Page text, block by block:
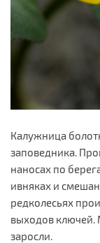
Калужница
заповедника.
наносах по
ивняках и
редколесьях
выходов ключей.
заросли.